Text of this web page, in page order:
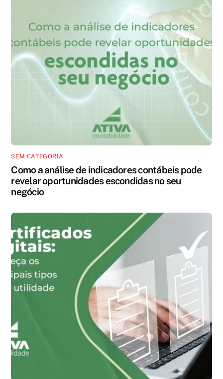
SEM CATEGORIA
Como a análise de indicadores contábeis pode
revelar oportunidades escondidas no seu
negócio